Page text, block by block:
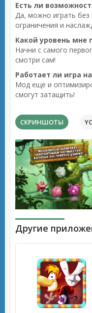
Есть ли
Да, можно играть без
ограничения и
Какой уровень мне
Начни с самого
смотри сам!
Работает ли игра
Мод еще и
смогут затащить!
СКРИНШОТЫ
Другие